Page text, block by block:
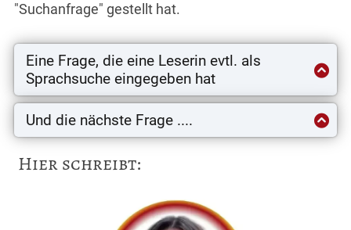
"Suchanfrage" gestellt hat.
Eine Frage, die eine Leserin evtl. als
Sprachsuche eingegeben hat
Und hier steht deine Antwort auf die Frage - du zeigst
Expertise!
Und die nächste Frage ....
Und hier steht deine Antwort auf die Frage - du zeigst
Hier schreibt: